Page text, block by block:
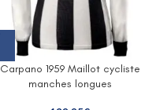
Carpano 1959 Maillot cycliste
manches longues